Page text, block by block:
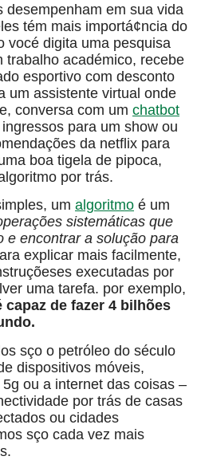
desempenham em sua vida
tém mais importá¢ncia do
vocé digita uma pesquisa
trabalho académico, recebe
esportivo com desconto
um assistente virtual onde
conversa com um chatbot
para um show ou
da netflix para
boa tigela de pipoca,
por trás.
um algoritmo é um
sistemáticas que
e encontrar a solução para
explicar mais facilmente,
executadas por
uma tarefa. por exemplo,
capaz de fazer 4 bilhões
sço o petróleo do século
dispositivos móveis,
ou a internet das coisas –
por trás de casas
ou cidades
sço cada vez mais